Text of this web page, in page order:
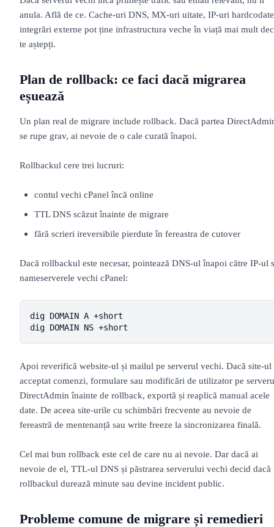
anula. Află de ce. Cache-uri DNS, MX-uri uitate, IP-uri
integrări externe pot ține infrastructura veche în viață mai mult
te aștepți.
Plan de rollback: ce faci dacă migrarea
eșuează
Un plan real de migrare include rollback. Dacă partea
se rupe grav, ai nevoie de o cale curată înapoi.
Rollbackul cere trei lucruri:
contul vechi cPanel încă online
TTL DNS scăzut înainte de migrare
fără scrieri ireversibile pierdute în fereastra de cutover
Dacă rollbackul este necesar, pointează DNS-ul înapoi către IP-ul
nameserverele vechi cPanel:
dig DOMAIN A +short
dig DOMAIN NS +short
Apoi reverifică website-ul și mailul pe serverul vechi. Dacă site-ul
acceptat comenzi, formulare sau modificări de utilizator pe
DirectAdmin înainte de rollback, exportă și reaplică manual acele
date. De aceea site-urile cu schimbări frecvente au nevoie de
fereastră de mentenanță sau write freeze la sincronizarea finală.
Cel mai bun rollback este cel de care nu ai nevoie. Dar dacă ai
nevoie de el, TTL-ul DNS și păstrarea serverului vechi decid dacă
rollbackul durează minute sau devine incident public.
Probleme comune de migrare și remedieri